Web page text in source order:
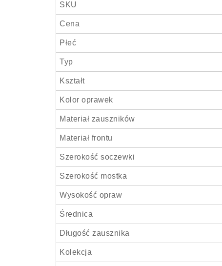
SKU
Cena
Płeć
Typ
Kształt
Kolor oprawek
Materiał zauszników
Materiał frontu
Szerokość soczewki
Szerokość mostka
Wysokość opraw
Średnica
Długość zausznika
Kolekcja